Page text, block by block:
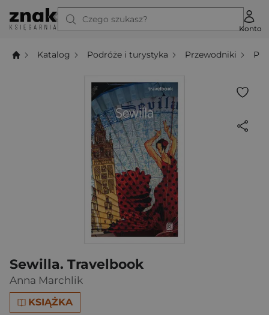
Czego szukasz?
Konto
Katalog Podróże i turystyka Przewodniki
Sewilla. Travelbook
Anna Marchlik
KSIĄŻKA